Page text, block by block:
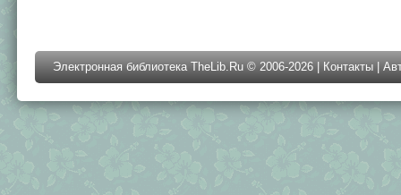
Электронная библиотека TheLib.Ru © 2006-2026 | Контакты |